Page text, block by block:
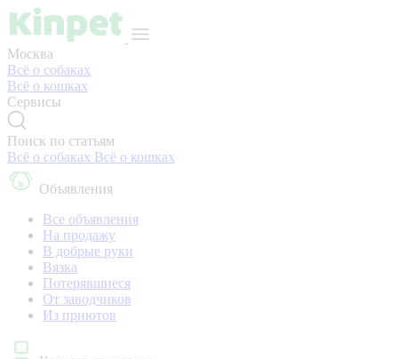
Москва
Всё о собаках
Всё о кошках
Сервисы
Поиск по статьям
Всё о собаках Всё о кошках
Объявления
Все объявления
На продажу
В добрые руки
Вязка
Потерявшиеся
От заводчиков
Из приютов